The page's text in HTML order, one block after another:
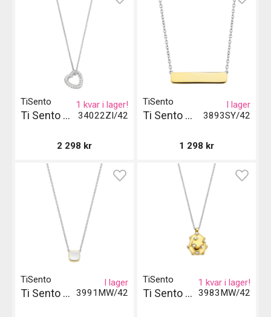
34022ZI/42
TiSento
Ti Sento Milano Halsband
1 kvar i lager!
2 298 kr
3893SY/42
TiSento
Ti Sento Milano Halsband Gil
I lager
1 298 kr
3991MW/42
TiSento
Ti Sento Milano Halsband - Silver och Guld och Pär
I lager
3983MW/42
TiSento
Ti Sento Milano Halsband
1 kvar i lager!